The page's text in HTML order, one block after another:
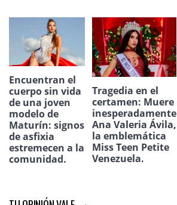
Encuentran el
cuerpo sin vida
de una joven
modelo de
Maturín: signos
de asfixia
estremecen a la
comunidad.
Tragedia en el
certamen: Muere
inesperadamente
Ana Valeria Ávila,
la emblemática
Miss Teen Petite
Venezuela.